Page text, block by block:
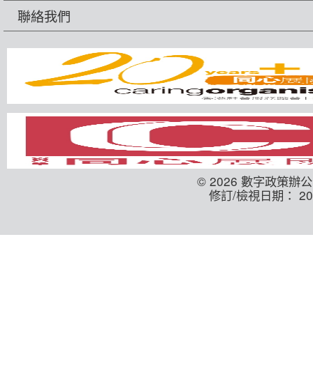
聯絡我們
© 2026 數字政策辦
修訂/檢視日期：